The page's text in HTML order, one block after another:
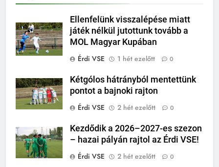
Ellenfelünk visszalépése miatt
játék nélkül jutottunk tovább a
MOL Magyar Kupában
Érdi VSE
1 hét ezelőtt 0
Kétgólos hátrányból mentettünk
pontot a bajnoki rajton
Érdi VSE
2 hét ezelőtt 0
Kezdődik a 2026–2027-es szezon
– hazai pályán rajtol az Érdi VSE!
Érdi VSE
2 hét ezelőtt 0